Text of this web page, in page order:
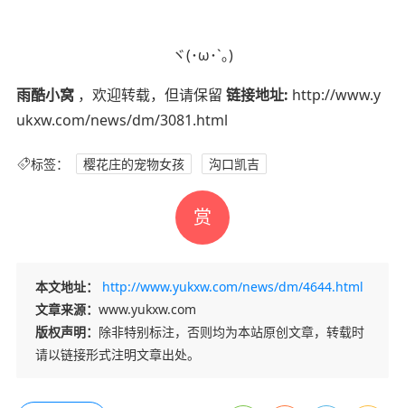
ヾ(･ω･`｡)
雨酷小窝 ，欢迎转载，但请保留 链接地址: http://www.y
ukxw.com/news/dm/3081.html
标签： 樱花庄的宠物女孩 沟口凯吉
赏
本文地址：
http://www.yukxw.com/news/dm/4644.html
文章来源： www.yukxw.com
版权声明： 除非特别标注，否则均为本站原创文章，转载时
请以链接形式注明文章出处。